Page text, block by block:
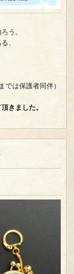
う。
、
では保護者同伴）
きました。